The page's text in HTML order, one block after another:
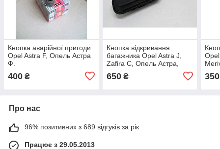
Кнопка аварійної пригоди
Opel Astra F, Опель Астра
Ф.
400 ₴
Кнопка відкривання
багажника Opel Astra J,
Zafira C, Опель Астра,
13422270.
650₴ 350
Про нас
96% позитивних з 689 відгуків за рік
Працює з 29.05.2013